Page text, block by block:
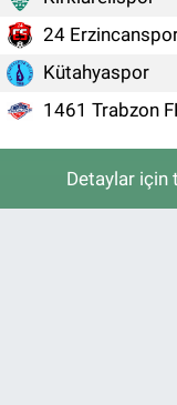
24
Kütahyaspor
1461 Trabzon
Detaylar için